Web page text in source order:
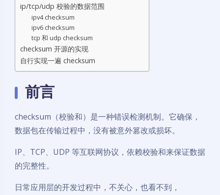
ip/tcp/udp 校验的数据范围
ipv4 checksum
ipv6 checksum
tcp 和 udp checksum
checksum 开源的实现
自行实现一遍 checksum
前言
checksum（校验和）是一种错误检测机制。它确保，
数据包在传输过程中，没有被意外篡改或损坏。
IP、TCP、UDP 等互联网协议，依赖校验和来保证数据
的完整性。
日常应用层的开发过程中，不关心，也看不到，